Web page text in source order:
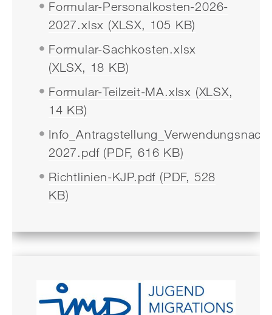
Formular-Personalkosten-2026-
2027.xlsx (XLSX, 105 KB)
Formular-Sachkosten.xlsx
(XLSX, 18 KB)
Formular-Teilzeit-MA.xlsx (XLSX,
14 KB)
2027.pdf (PDF, 616 KB)
Richtlinien-KJP.pdf (PDF, 528
KB)